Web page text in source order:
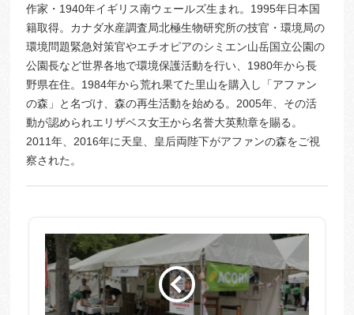
作家・1940年イギリス南ウェールズ生まれ。1995年日本国
籍取得。カナダ水産調査局北極生物研究所の技官・環境局の
環境問題緊急対策官やエチオピアのシミエン山岳国立公園の
公園長など世界各地で環境保護活動を行い、1980年から長
野県在住。1984年から荒れ果てた里山を購入し「アファン
の森」と名づけ、森の再生活動を始める。2005年、その活
動が認められエリザベス女王から名誉大英勲章を賜る。
2011年、2016年に天皇、皇后両陛下がアファンの森をご視
察された。